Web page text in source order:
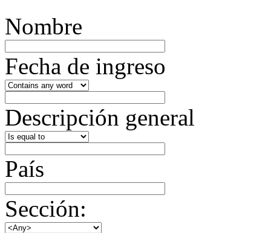
Nombre
Fecha de ingreso
Descripción general
País
Sección: